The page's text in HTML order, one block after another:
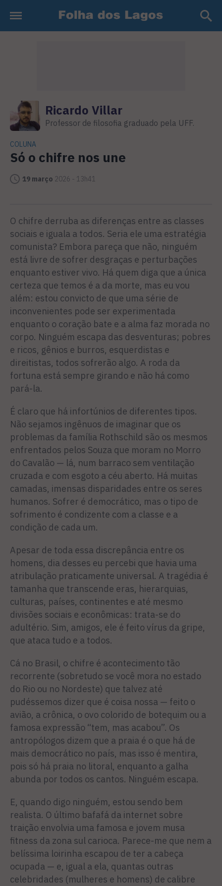
Ricardo Villar
Professor de filosofia graduado pela UFF.
COLUNA
Só o chifre nos une
19 março 2026 - 13h41
O chifre derruba as diferenças entre as classes
sociais e iguala a todos. Seria ele uma estratégia
comunista? Embora pareça que não, ninguém
está livre de sofrer desgraças e perturbações
enquanto estiver vivo. Há quem diga que a única
certeza que temos é a da morte, mas eu vou
além: estou convicto de que uma série de
inconvenientes pode ser experimentada
enquanto o coração bate e a alma faz morada no
corpo. Ninguém escapa das desventuras; pobres
e ricos, gênios e burros, esquerdistas e
direitistas, todos sofrerão algo. A roda da
fortuna está sempre girando e não há como
pará-la.
É claro que há infortúnios de diferentes tipos.
Não sejamos ingênuos de imaginar que os
problemas da família Rothschild são os mesmos
enfrentados pelos Souza que moram no Morro
do Cavalão — lá, num barraco sem ventilação
cruzada e com esgoto a céu aberto. Há muitas
camadas, imensas disparidades entre os seres
humanos. Sofrer é democrático, mas o tipo de
sofrimento é condizente com a classe e a
condição de cada um.
Apesar de toda essa discrepância entre os
homens, dia desses eu percebi que havia uma
atribulação praticamente universal. A tragédia é
tamanha que transcende eras, hierarquias,
culturas, países, continentes e até mesmo
divisões sociais e econômicas: trata-se do
adultério. Sim, amigos, ele é feito vírus da gripe,
que ataca tudo e a todos.
Cá no Brasil, o chifre é acontecimento tão
recorrente (sobretudo se você mora no estado
do Rio ou no Nordeste) que talvez até
pudéssemos dizer que é coisa nossa — feito o
avião, a crônica, o ovo colorido de botequim ou a
famosa expressão “tem, mas acabou”. Os
antropólogos dizem que a praia é o que há de
mais democrático no país, mas isso é mentira,
pois só há praia no litoral, enquanto a galha
abunda por todos os cantos. Ninguém escapa.
E, quando digo ninguém, estou sendo bem
realista. O último bafafá da internet sobre
traição envolvia uma famosa e jovem musa
fitness da zona sul carioca. Parece-me que nem a
belíssima loirinha escapou de ter a cabeça
ocupada — e, igual a ela, quantas outras
celebridades (mulheres e homens) de calibre